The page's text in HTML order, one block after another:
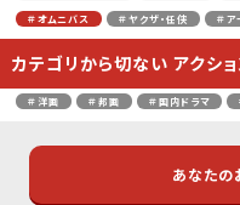
＃オムニバス
＃ヤクザ・任侠 ＃ア
カテゴリから切ない アクシ
＃洋画 ＃邦画 ＃国内ドラマ
あなたの